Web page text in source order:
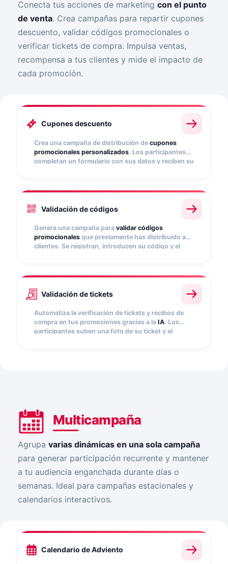
Conecta tus acciones de marketing con el punto
de venta. Crea campañas para repartir cupones
descuento, validar códigos promocionales o
verificar tickets de compra. Impulsa ventas,
recompensa a tus clientes y mide el impacto de
cada promoción.
Cupones descuento
Crea una campaña de distribución de cupones
promocionales personalizados. Los participantes
completan un formulario con sus datos y reciben su
Validación de códigos
Genera una campaña para validar códigos
promocionales que previamente has distribuido a
clientes. Se registran, introducen su código y el
Validación de tickets
Automatiza la verificación de tickets y recibos de
compra en tus promociones gracias a la IA. Los
participantes suben una foto de su ticket y el
Multicampaña
Agrupa varias dinámicas en una sola campaña
para generar participación recurrente y mantener
a tu audiencia enganchada durante días o
semanas. Ideal para campañas estacionales y
calendarios interactivos.
Calendario de Adviento